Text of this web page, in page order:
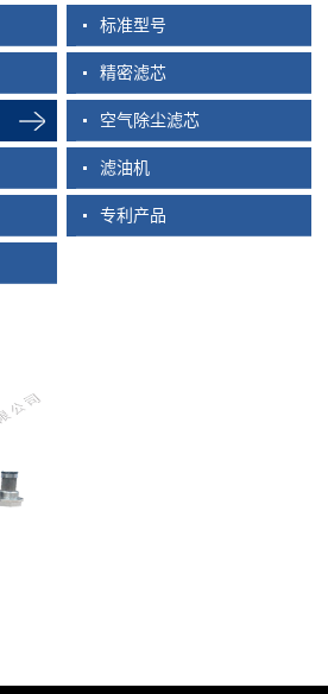
标准型号
精密滤芯
空气除尘滤芯
滤油机
专利产品